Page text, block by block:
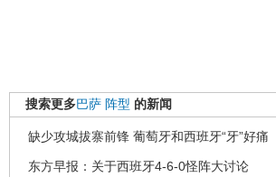
搜索更多巴萨 阵型 的新闻
缺少攻城拔寨前锋 葡萄牙和西班牙“牙”好痛
东方早报：关于西班牙4-6-0怪阵大讨论